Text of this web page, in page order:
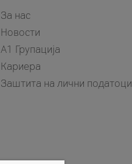
За нас
Новости
А1 Групација
Кариера
Заштита на лични податоци